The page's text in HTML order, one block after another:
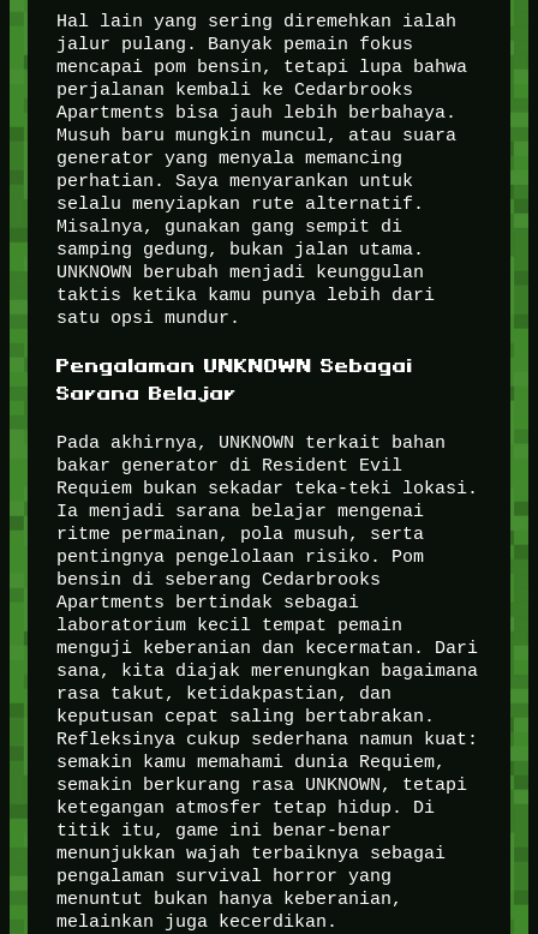
Hal lain yang sering diremehkan ialah
jalur pulang. Banyak pemain fokus
mencapai pom bensin, tetapi lupa bahwa
perjalanan kembali ke Cedarbrooks
Apartments bisa jauh lebih berbahaya.
Musuh baru mungkin muncul, atau suara
generator yang menyala memancing
perhatian. Saya menyarankan untuk
selalu menyiapkan rute alternatif.
Misalnya, gunakan gang sempit di
samping gedung, bukan jalan utama.
UNKNOWN berubah menjadi keunggulan
taktis ketika kamu punya lebih dari
satu opsi mundur.
Pengalaman UNKNOWN Sebagai
Sarana Belajar
Pada akhirnya, UNKNOWN terkait bahan
bakar generator di Resident Evil
Requiem bukan sekadar teka-teki lokasi.
Ia menjadi sarana belajar mengenai
ritme permainan, pola musuh, serta
pentingnya pengelolaan risiko. Pom
bensin di seberang Cedarbrooks
Apartments bertindak sebagai
laboratorium kecil tempat pemain
menguji keberanian dan kecermatan. Dari
sana, kita diajak merenungkan bagaimana
rasa takut, ketidakpastian, dan
keputusan cepat saling bertabrakan.
Refleksinya cukup sederhana namun kuat:
semakin kamu memahami dunia Requiem,
semakin berkurang rasa UNKNOWN, tetapi
ketegangan atmosfer tetap hidup. Di
titik itu, game ini benar-benar
menunjukkan wajah terbaiknya sebagai
pengalaman survival horror yang
menuntut bukan hanya keberanian,
melainkan juga kecerdikan.